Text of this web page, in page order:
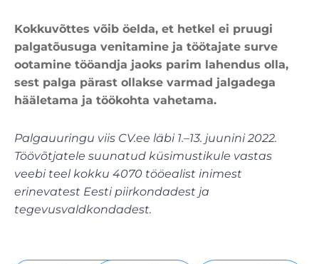
Kokkuvõttes võib öelda, et hetkel ei pruugi
palgatõusuga venitamine ja töötajate surve
ootamine tööandja jaoks parim lahendus olla,
sest palga pärast ollakse varmad jalgadega
hääletama ja töökohta vahetama.
Palgauuringu viis CV.ee läbi 1.–13. juunini 2022.
Töövõtjatele suunatud küsimustikule vastas
veebi teel kokku 4070 tööealist inimest
erinevatest Eesti piirkondadest ja
tegevusvaldkondadest.